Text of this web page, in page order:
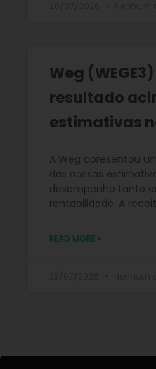
Weg
resultado
estimativas
A Weg apresentou
das nossas
desempenho tanto
rentabilidade. A
READ MORE »